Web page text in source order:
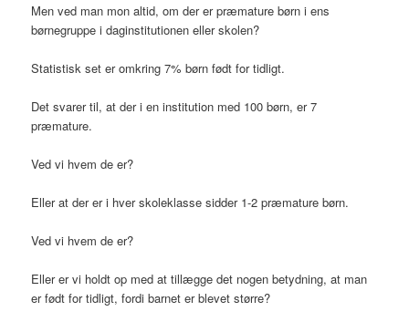
Men ved man mon altid, om der er præmature børn i ens
børnegruppe i daginstitutionen eller skolen?
Statistisk set er omkring 7% børn født for tidligt.
Det svarer til, at der i en institution med 100 børn, er 7
præmature.
Ved vi hvem de er?
Eller at der er i hver skoleklasse sidder 1-2 præmature børn.
Ved vi hvem de er?
Eller er vi holdt op med at tillægge det nogen betydning, at man
er født for tidligt, fordi barnet er blevet større?